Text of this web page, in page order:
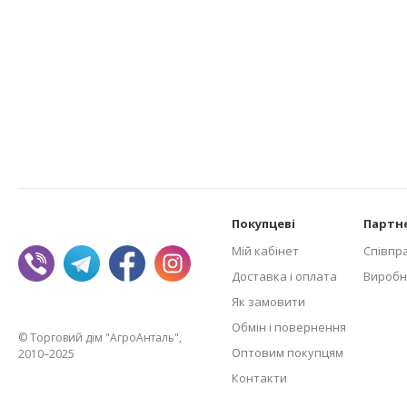
© Торговий дім "АгроАнталь",
2010–2025
Покупцеві
Мій кабінет
Доставка і оплата
Як замовити
Обмін і повернення
Оптовим покупцям
Контакти